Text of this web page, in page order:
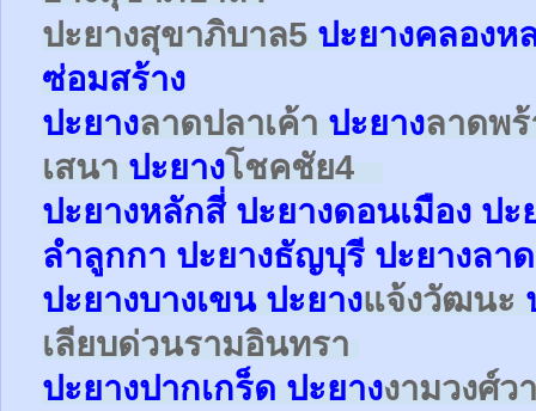
ปะยางสุขาภิบาล5 ปะยางคลองห
ซ่อมสร้าง
ปะยางลาดปลาเค้า ปะยางลาดพ
เสนา ปะยางโชคชัย4
ปะยางหลักสี่ ปะยางดอนเมือง ปะ
ลำลูกกา ปะยางธัญบุรี ปะยางลา
ปะยางบางเขน ปะยางแจ้งวัฒนะ
เลียบด่วนรามอินทรา
ปะยางปากเกร็ด ปะยางงามวงศ์ว